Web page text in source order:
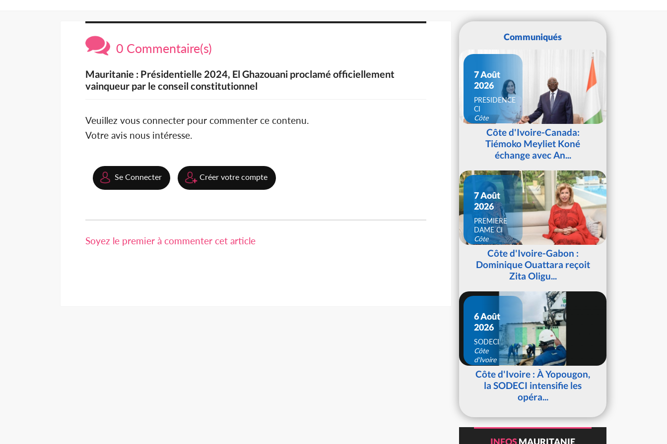
0 Commentaire(s)
Mauritanie : Présidentielle 2024, El Ghazouani proclamé officiellement
vainqueur par le conseil constitutionnel
Veuillez vous connecter pour commenter ce contenu.
Votre avis nous intéresse.
Se Connecter Créer votre compte
Soyez le premier à commenter cet article
Communiqués
7 Août
2026
PRESIDENCE
CI
Côte
d'IvoireCôte d'Ivoire-Canada:
Tiémoko Meyliet Koné
échange avec An...
7 Août
2026
PREMIERE
DAME CI
Côte
d'IvoireCôte d'Ivoire-Gabon :
Dominique Ouattara reçoit
Zita Oligu...
6 Août
2026
SODECI
Côte
d'Ivoire
Côte d'Ivoire : À Yopougon,
la SODECI intensifie les
opéra...
INFOSMAURITANIE